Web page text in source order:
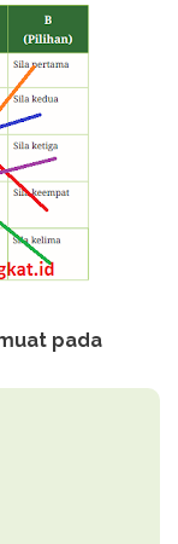
pada